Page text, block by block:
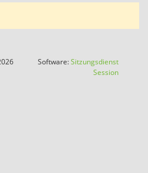
Software:Sitzungsdienst
Session(Wird in